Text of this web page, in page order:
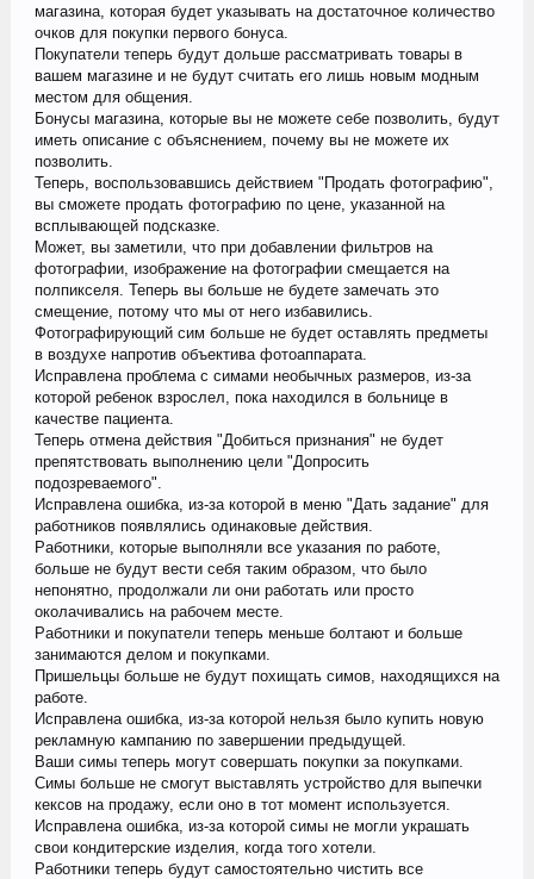
магазина, которая будет указывать на достаточное количество
очков для покупки первого бонуса.
Покупатели теперь будут дольше рассматривать товары в
вашем магазине и не будут считать его лишь новым модным
местом для общения.
Бонусы магазина, которые вы не можете себе позволить, будут
иметь описание с объяснением, почему вы не можете их
позволить.
Теперь, воспользовавшись действием "Продать фотографию",
вы сможете продать фотографию по цене, указанной на
всплывающей подсказке.
Может, вы заметили, что при добавлении фильтров на
фотографии, изображение на фотографии смещается на
полпикселя. Теперь вы больше не будете замечать это
смещение, потому что мы от него избавились.
Фотографирующий сим больше не будет оставлять предметы
в воздухе напротив объектива фотоаппарата.
Исправлена проблема с симами необычных размеров, из-за
которой ребенок взрослел, пока находился в больнице в
качестве пациента.
Теперь отмена действия "Добиться признания" не будет
препятствовать выполнению цели "Допросить
подозреваемого".
Исправлена ошибка, из-за которой в меню "Дать задание" для
работников появлялись одинаковые действия.
Работники, которые выполняли все указания по работе,
больше не будут вести себя таким образом, что было
непонятно, продолжали ли они работать или просто
околачивались на рабочем месте.
Работники и покупатели теперь меньше болтают и больше
занимаются делом и покупками.
Пришельцы больше не будут похищать симов, находящихся на
работе.
Исправлена ошибка, из-за которой нельзя было купить новую
рекламную кампанию по завершении предыдущей.
Ваши симы теперь могут совершать покупки за покупками.
Симы больше не смогут выставлять устройство для выпечки
кексов на продажу, если оно в тот момент используется.
Исправлена ошибка, из-за которой симы не могли украшать
свои кондитерские изделия, когда того хотели.
Работники теперь будут самостоятельно чистить все